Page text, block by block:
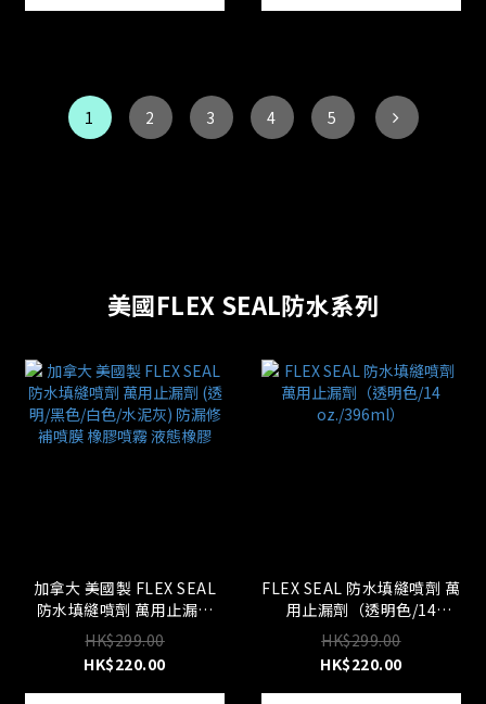
1 2 3 4 5
美國FLEX SEAL防水系列
加拿大 美國製 FLEX SEAL
防水填縫噴劑 萬用止漏劑
(透明/黑色/白色/水泥灰) 防
漏修補噴膜 橡膠噴霧 液態橡
膠
HK$299.00
HK$220.00
FLEX SEAL 防水填縫噴劑 萬
用止漏劑（透明色/14
oz./396ml）
HK$299.00
HK$220.00